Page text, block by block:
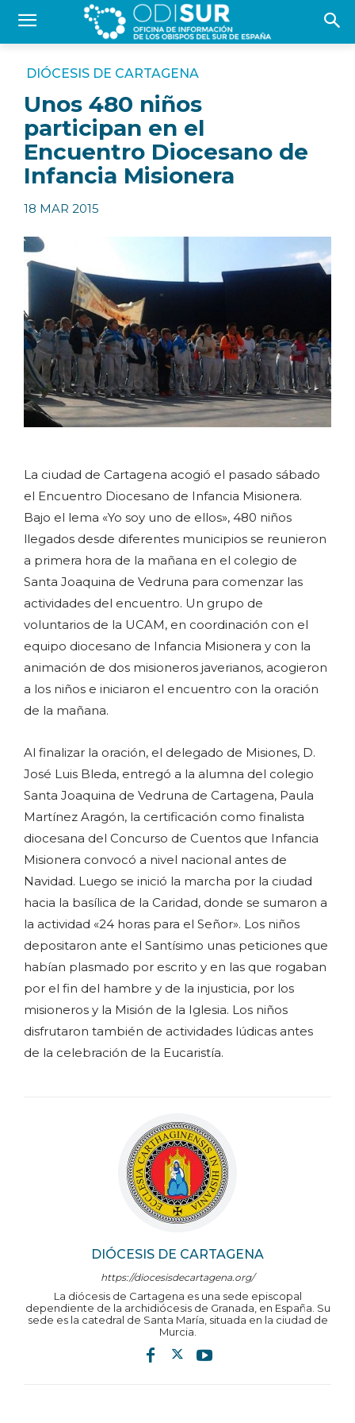
DIÓCESIS DE CARTAGENA
Unos 480 niños
participan en el
Encuentro Diocesano de
Infancia Misionera
18 MAR 2015
DIÓCESIS DE CARTAGENA
https://diocesisdecartagena.org/
La diócesis de Cartagena es una sede episcopal
dependiente de la archidiócesis de Granada, en España. Su
sede es la catedral de Santa María, situada en la ciudad de
Murcia.
La ciudad de Cartagena acogió el pasado sábado
el Encuentro Diocesano de Infancia Misionera.
Bajo el lema «Yo soy uno de ellos», 480 niños
llegados desde diferentes municipios se reunieron
a primera hora de la mañana en el colegio de
Santa Joaquina de Vedruna para comenzar las
actividades del encuentro. Un grupo de
voluntarios de la UCAM, en coordinación con el
equipo diocesano de Infancia Misionera y con la
animación de dos misioneros javerianos, acogieron
a los niños e iniciaron el encuentro con la oración
de la mañana.
Al finalizar la oración, el delegado de Misiones, D.
José Luis Bleda, entregó a la alumna del colegio
Santa Joaquina de Vedruna de Cartagena, Paula
Martínez Aragón, la certificación como finalista
diocesana del Concurso de Cuentos que Infancia
Misionera convocó a nivel nacional antes de
Navidad. Luego se inició la marcha por la ciudad
hacia la basílica de la Caridad, donde se sumaron a
la actividad «24 horas para el Señor». Los niños
depositaron ante el Santísimo unas peticiones que
habían plasmado por escrito y en las que rogaban
por el fin del hambre y de la injusticia, por los
misioneros y la Misión de la Iglesia. Los niños
disfrutaron también de actividades lúdicas antes
de la celebración de la Eucaristía.